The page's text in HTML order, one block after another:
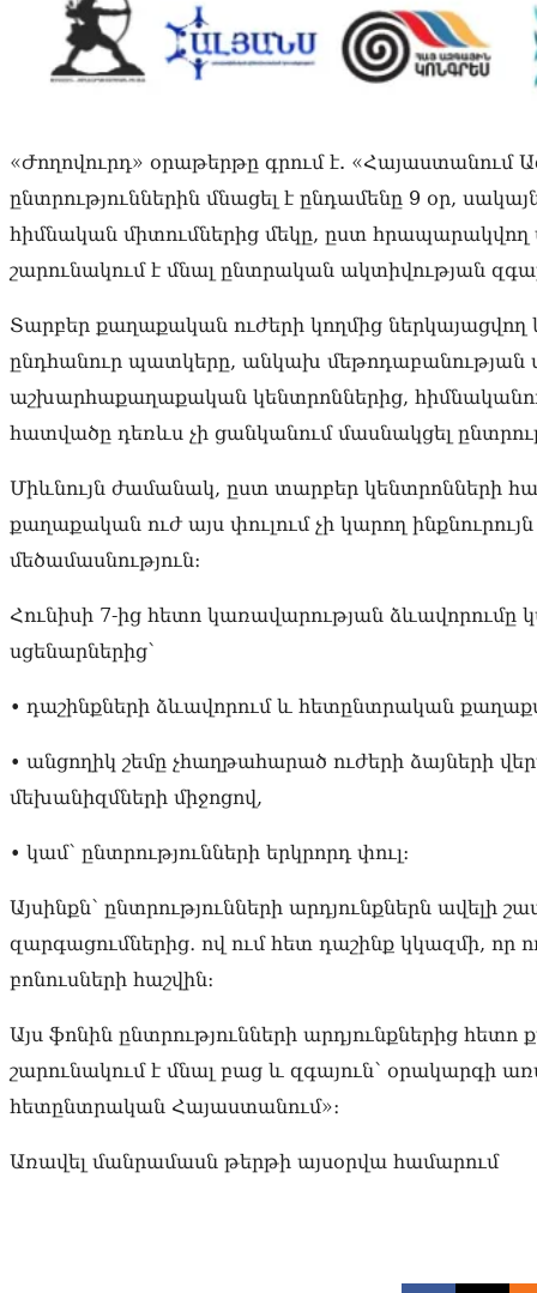
«Ժողովուրդ» օրաթերթը գրում է. «Հայաստանում
ընտրություններին մնացել է ընդամենը 9 օր,
հիմնական միտումներից մեկը, ըստ հրապարակվող
շարունակում է մնալ ընտրական ակտիվության
Տարբեր քաղաքական ուժերի կողմից
ընդհանուր պատկերը, անկախ մեթոդաբանության
աշխարհաքաղաքական կենտրոններից,
հատվածը դեռևս չի ցանկանում մասնակցել
Միևնույն ժամանակ, ըստ տարբեր կենտրոնների
քաղաքական ուժ այս փուլում չի կարող
մեծամասնություն։
Հունիսի 7-ից հետո կառավարության ձևավորումը
սցենարներից՝
• դաշինքների ձևավորում և հետընտրական
• անցողիկ շեմը չհաղթահարած ուժերի ձայների
մեխանիզմների միջոցով,
• կամ՝ ընտրությունների երկրորդ փուլ։
Այսինքն՝ ընտրությունների արդյունքներն
զարգացումներից․ ով ում հետ դաշինք կկազմի, որ
բոնուսների հաշվին։
Այս ֆոնին ընտրությունների արդյունքներից
շարունակում է մնալ բաց և զգայուն՝ օրակարգի
հետընտրական Հայաստանում»։
Առավել մանրամասն թերթի այսօրվա համարում